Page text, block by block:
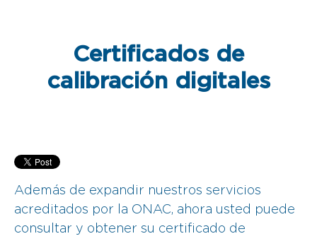
Certificados de
calibración digitales
Además de expandir nuestros servicios
acreditados por la ONAC, ahora usted puede
consultar y obtener su certificado de